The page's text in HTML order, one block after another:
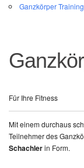
Ganzkörper Training
Für Ihre Fitness
Mit einem durchaus
Teilnehmer des
Schachlerin Form.